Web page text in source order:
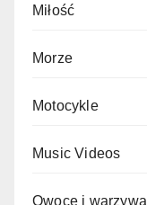
Miłość
Morze
Motocykle
Music Videos
Owoce i warzywa